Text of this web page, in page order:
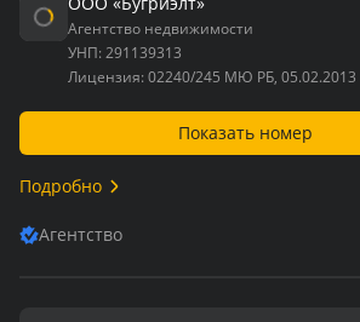
Агентство недвижимости
УНП: 291139313
Лицензия: 02240/245 МЮ РБ, 05.02.2013
Показать номер
Подробно
Агентство